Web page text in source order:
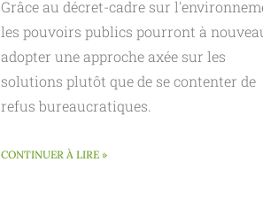
Grâce au décret-cadre sur
les pouvoirs publics pourront à
adopter une approche axée sur les
solutions plutôt que de se contenter de
refus bureaucratiques.
CONTINUER À LIRE »